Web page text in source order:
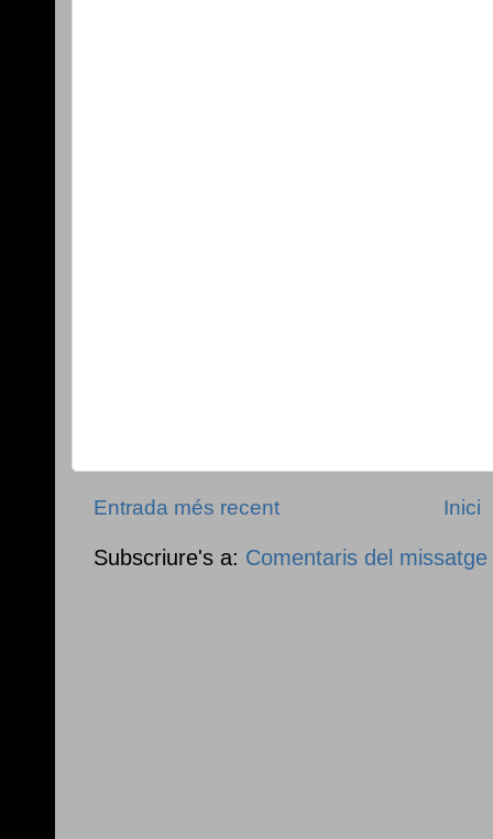
Entrada més recent Inici
Subscriure's a: Comentaris del